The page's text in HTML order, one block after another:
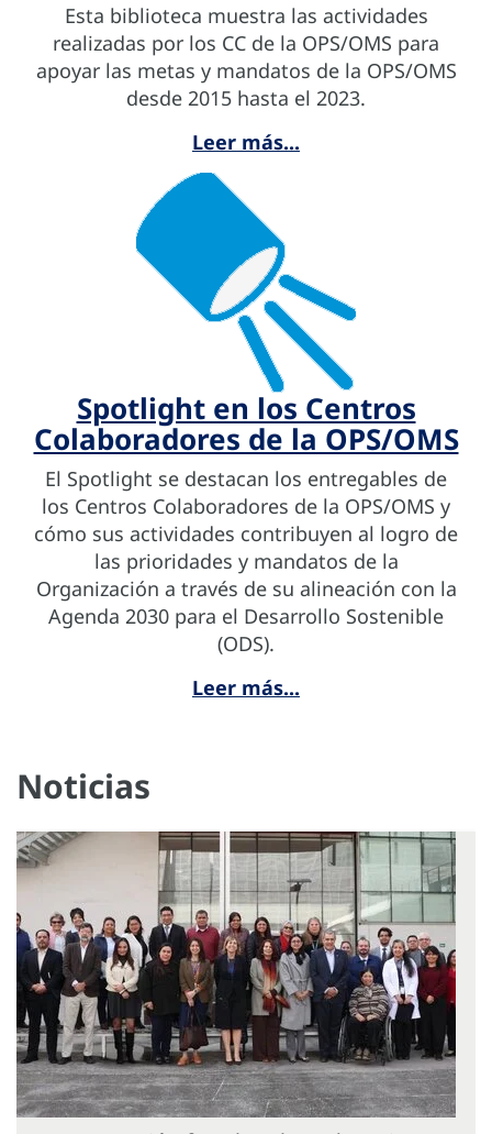
Esta biblioteca muestra las actividades
realizadas por los CC de la OPS/OMS para
apoyar las metas y mandatos de la OPS/OMS
desde 2015 hasta el 2023.
Leer más...
Spotlight en los Centros
Colaboradores de la OPS/OMS
El Spotlight se destacan los entregables de
los Centros Colaboradores de la OPS/OMS y
cómo sus actividades contribuyen al logro de
las prioridades y mandatos de la
Organización a través de su alineación con la
Agenda 2030 para el Desarrollo Sostenible
(ODS).
Leer más...
Noticias